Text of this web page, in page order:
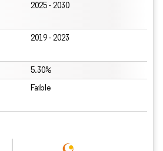
2025 - 2030
2019 - 2023
5.30%
Faible